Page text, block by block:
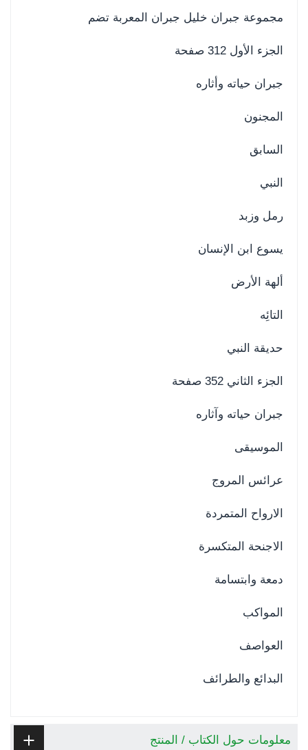
مجموعة جبران خليل جبران المعربة تضم
الجزء الأول 312 صفحة
جبران حياته وأثاره
المجنون
السابق
النبي
رمل وزبد
يسوع ابن الإنسان
ألهة الأرض
التائِه
حديقة النبي
الجزء الثاني 352 صفحة
جبران حياته وآثاره
الموسيقى
عرائس المروج
الارواح المتمردة
الاجنحة المتكسرة
دمعة وابتسامة
المواكب
العواصف
البدائع والطرائف
معلومات حول الكتاب / المنتج